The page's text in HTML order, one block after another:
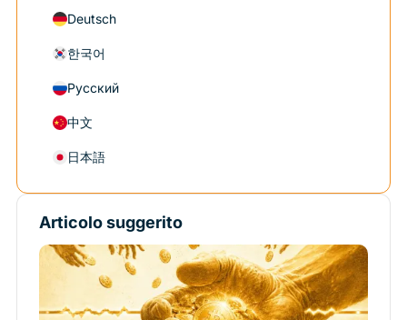
Deutsch
한국어
Русский
中文
日本語
Articolo suggerito